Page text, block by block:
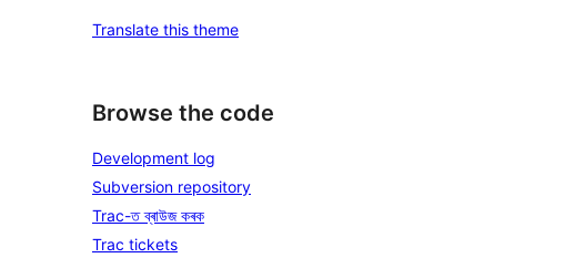
Translate this theme
Browse the code
Development log
Subversion repository
Trac-ত ব্ৰাউজ কৰক
Trac tickets